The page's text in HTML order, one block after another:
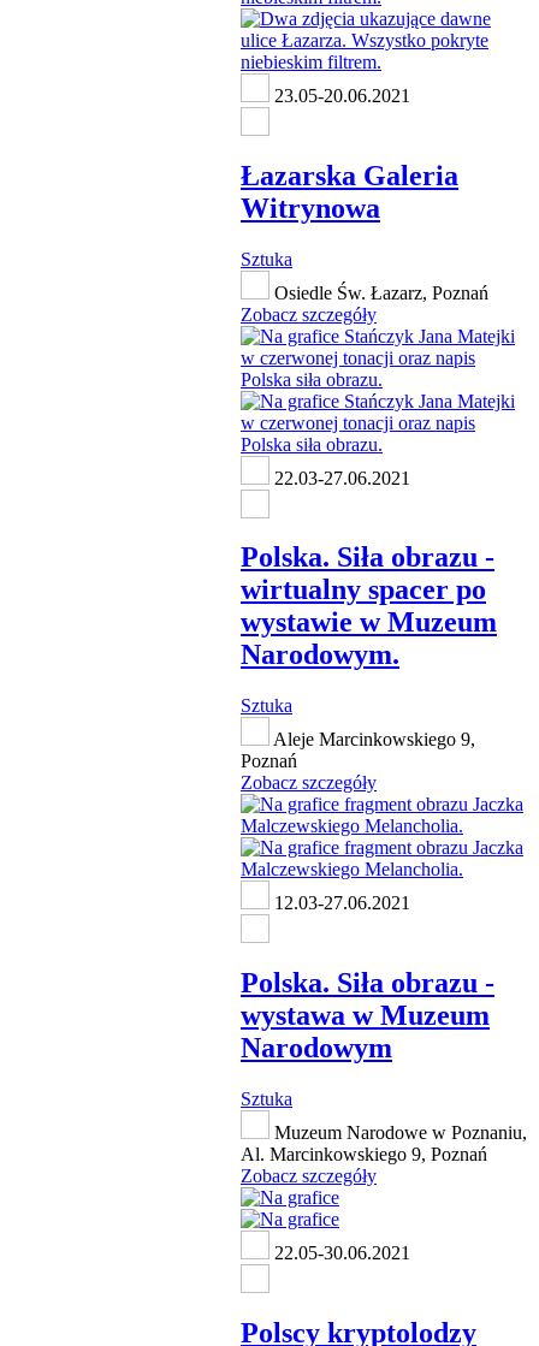
23.05-20.06.2021
Łazarska Galeria
Witrynowa
Sztuka
Osiedle Św. Łazarz, Poznań
Zobacz szczegóły
22.03-27.06.2021
Polska. Siła obrazu -
wirtualny spacer po
wystawie w Muzeum
Narodowym.
Sztuka
Aleje Marcinkowskiego 9,
Poznań
Zobacz szczegóły
12.03-27.06.2021
Polska. Siła obrazu -
wystawa w Muzeum
Narodowym
Sztuka
Muzeum Narodowe w Poznaniu,
Al. Marcinkowskiego 9, Poznań
Zobacz szczegóły
22.05-30.06.2021
Polscy kryptolodzy